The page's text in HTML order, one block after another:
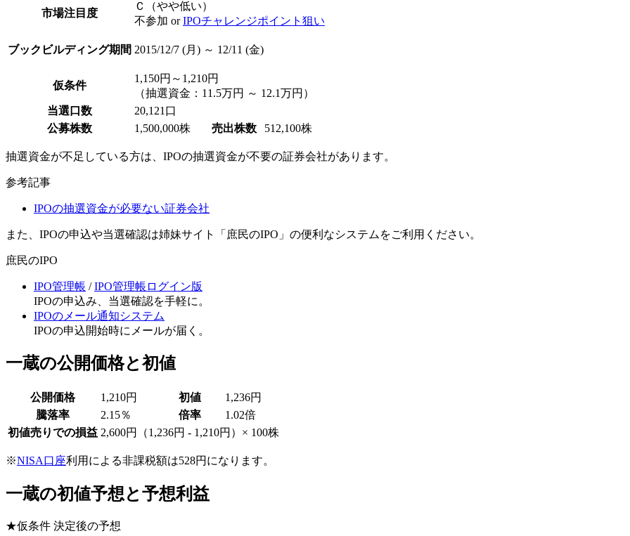
市場注目度
Ｃ（やや低い）
不参加 orIPOチャレンジポイント狙い
ブックビルディング期間 2015/12/7 (月) ～ 12/11 (金)
仮条件
1,150円～1,210円
（抽選資金：11.5万円 ～ 12.1万円）
当選口数
20,121口
公募株数
1,500,000株 売出株数 512,100株
抽選資金が不足している方は、 IPOの抽選資金が不要の証券会社があります。
参考記事
IPOの抽選資金が必要ない証券会社
また、IPOの申込や当選確認は姉妹サイト「庶民のIPO」の便利なシステムをご利用ください。
庶民のIPO
IPO管理帳 /IPO管理帳ログイン版
IPOの申込み、当選確認を手軽に。
IPOのメール通知システム
IPOの申込開始時にメールが届く。
一蔵の公開価格と初値
公開価格 1,210円 初値
1,236円
騰落率
2.15％ 倍率
1.02倍
初値売りでの損益 2,600円 （1,236円 - 1,210円）× 100株
※NISA口座利用による非課税額は528円になります。
一蔵の初値予想と予想利益
★仮条件 決定後の予想